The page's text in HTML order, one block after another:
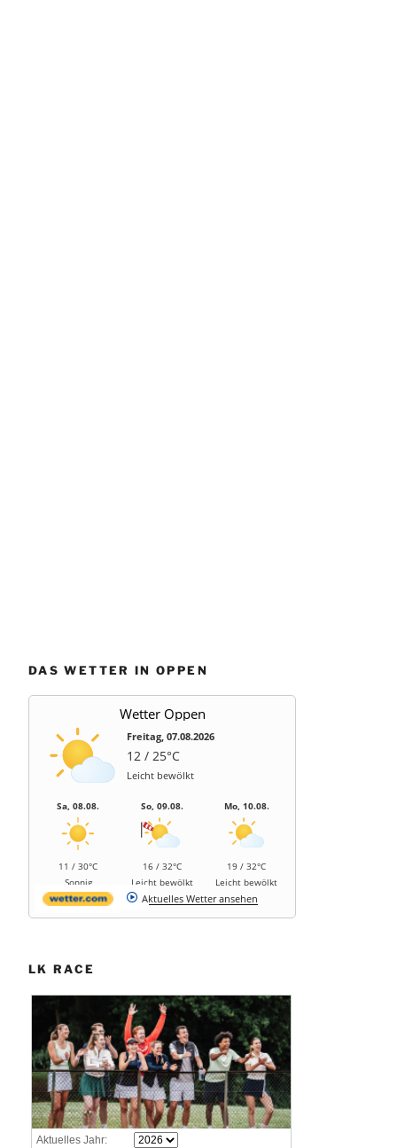
DAS WETTER IN OPPEN
Wetter Oppen
Freitag, 07.08.2026
12 / 25°C
Leicht bewölkt
Sa, 08.08.
11 / 30°C
Sonnig
So, 09.08.
16 / 32°C
Leicht bewölkt
Mo, 10.08.
19 / 32°C
Leicht bewölkt
Aktuelles Wetter ansehen
LK RACE